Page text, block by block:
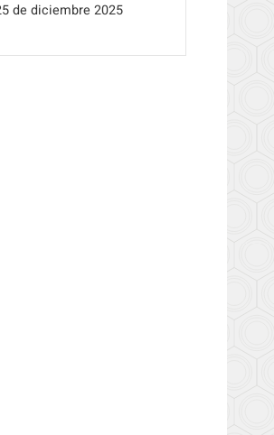
de diciembre 2025